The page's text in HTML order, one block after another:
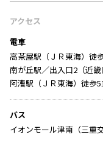
アクセス
電車
高茶屋駅（ＪＲ東海）徒
南が丘駅／出入口2（近
阿漕駅（ＪＲ東海）徒歩
バス
イオンモール津南（三重